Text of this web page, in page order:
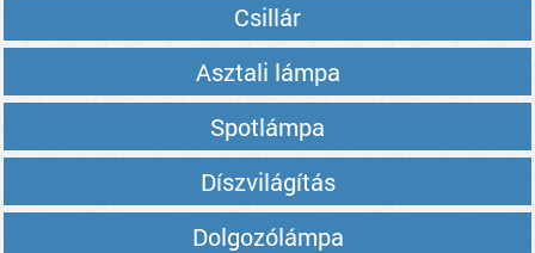
Csillár
Asztali lámpa
Spotlámpa
Díszvilágítás
Dolgozólámpa